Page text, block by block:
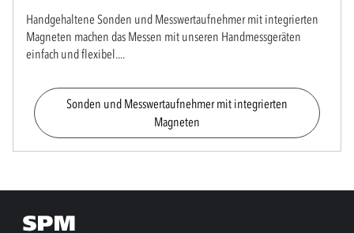
Handgehaltene Sonden und Messwertaufnehmer mit integrierten
Magneten machen das Messen mit unseren Handmessgeräten
einfach und flexibel....
Sonden und Messwertaufnehmer mit integrierten
Magneten